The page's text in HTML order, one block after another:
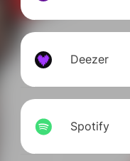
Deezer
Spotify